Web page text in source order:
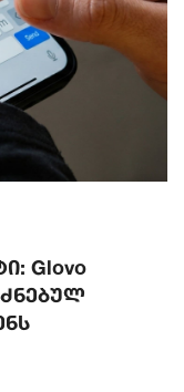
Glovo